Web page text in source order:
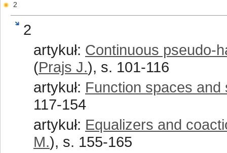
2
2
artykuł: Continuous pseudo-
(Prajs J.), s. 101-116
artykuł: Function spaces and
117-154
artykuł: Equalizers and
M.), s. 155-165